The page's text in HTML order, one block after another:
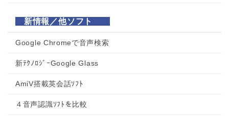
新情報／他ソフト
Google Chromeで音声検索
新ﾃｸﾉﾛｼﾞｰGoogle Glass
AmiV搭載英会話ｿﾌﾄ
４音声認識ｿﾌﾄを比較